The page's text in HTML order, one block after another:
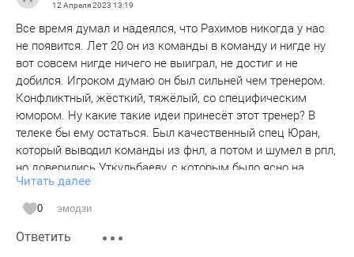
12 Апреля 2023 13:19
Все время думал и надеялся, что Рахимов никогда у нас
не появится. Лет 20 он из команды в команду и нигде ну
вот совсем нигде ничего не выиграл, не достиг и не
добился. Игроком думаю он был сильней чем тренером.
Конфликтный, жёсткий, тяжёлый, со специфическим
юмором. Ну какие такие идеи принесёт этот тренер? В
телеке бы ему остаться. Был качественный спец Юран,
который выводил команды из фнл, а потом и шумел в рпл,
но доверились Уткульбаеву, с которым было ясно на
99процентов, что будет всегда 0-0 и 1-0,ну не может
человек другого и с чего вдруг от него стали требовать
красоту и града голов то же совсем непонятно. Играть
осталось немного, а сейчас опять новые требования,
Читать далее
0 эмодзи
Ответить